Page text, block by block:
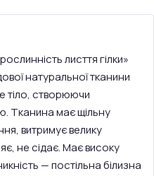
лисття гілки»
натуральної тканини
тіло, створюючи
Тканина має щільну
витримує велику
не сідає. Має високу
— постільна білизна